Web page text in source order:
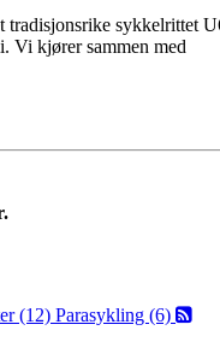
tradisjonsrike sykkelrittet
Vi kjører sammen med
(12) Parasykling (6)